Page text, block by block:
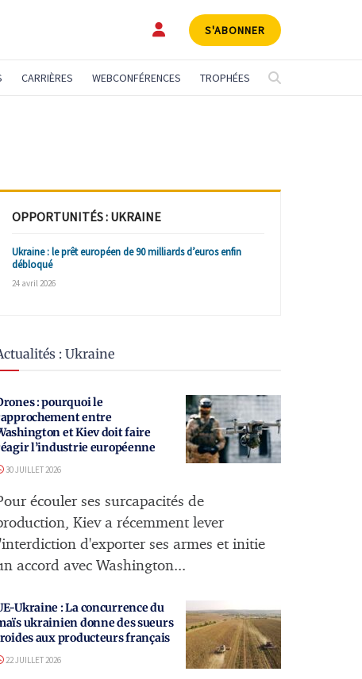
S'ABONNER
CARRIÈRES WEBCONFÉRENCES TROPHÉES
OPPORTUNITÉS : UKRAINE
Ukraine : le prêt européen de 90 milliards d’euros enfin
débloqué
24 avril 2026
: Ukraine
: pourquoi le
entre
et Kiev doit faire
l’industrie européenne
30 JUILLET 2026
écouler ses surcapacités de
Kiev a récemment lever
d'exporter ses armes et initie
accord avec Washington...
Ukraine : La concurrence du
ukrainien donne des sueurs
aux producteurs français
22 JUILLET 2026